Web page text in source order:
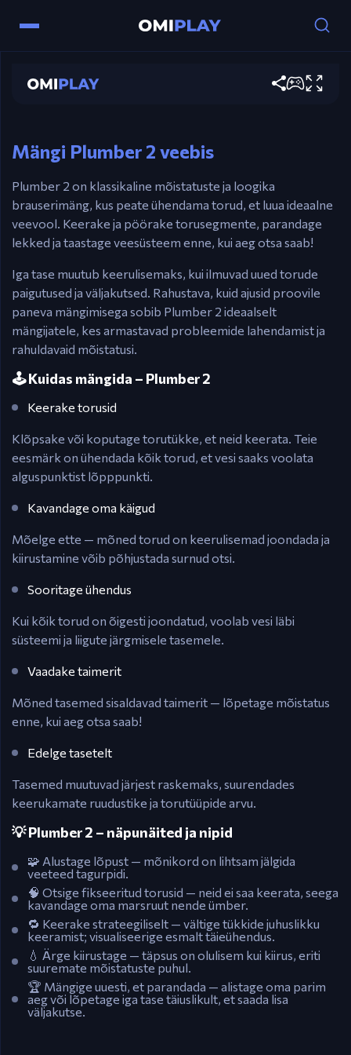
Plumber 2
Juhtnupud
Hiir– Klõpsake torude keeramiseks.
Puuteekraan
– Koputage torude pööramiseks
Mängi Plumber 2 veebis
Plumber 2 on klassikaline mõistatuste ja loogika
brauserimäng, kus peate ühendama torud, et luua ideaalne
veevool. Keerake ja pöörake torusegmente, parandage
lekked ja taastage veesüsteem enne, kui aeg otsa saab!
Iga tase muutub keerulisemaks, kui ilmuvad uued torude
paigutused ja väljakutsed. Rahustava, kuid ajusid proovile
paneva mängimisega sobib Plumber 2 ideaalselt
mängijatele, kes armastavad probleemide lahendamist ja
rahuldavaid mõistatusi.
🕹️ Kuidas mängida – Plumber 2
Keerake torusid
Klõpsake või koputage torutükke, et neid keerata. Teie
eesmärk on ühendada kõik torud, et vesi saaks voolata
alguspunktist lõpppunkti.
Kavandage oma käigud
Mõelge ette — mõned torud on keerulisemad joondada ja
kiirustamine võib põhjustada surnud otsi.
Sooritage ühendus
Kui kõik torud on õigesti joondatud, voolab vesi läbi
süsteemi ja liigute järgmisele tasemele.
Vaadake taimerit
Mõned tasemed sisaldavad taimerit — lõpetage mõistatus
enne, kui aeg otsa saab!
Edelge tasetelt
Tasemed muutuvad järjest raskemaks, suurendades
keerukamate ruudustike ja torutüüpide arvu.
💡 Plumber 2 – näpunäited ja nipid
🧩 Alustage lõpust — mõnikord on lihtsam jälgida
veeteed tagurpidi.
🧠 Otsige fikseeritud torusid — neid ei saa keerata, seega
kavandage oma marsruut nende ümber.
🔁 Keerake strateegiliselt — vältige tükkide juhuslikku
keeramist; visualiseerige esmalt täieühendus.
💧 Ärge kiirustage — täpsus on olulisem kui kiirus, eriti
suuremate mõistatuste puhul.
🏆 Mängige uuesti, et parandada — alistage oma parim
aeg või lõpetage iga tase täiuslikult, et saada lisa
väljakutse.